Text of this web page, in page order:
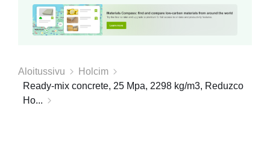
Aloitussivu
Holcim
Ready-mix concrete, 25 Mpa, 2298 kg/m3, Reduzco
Ho...